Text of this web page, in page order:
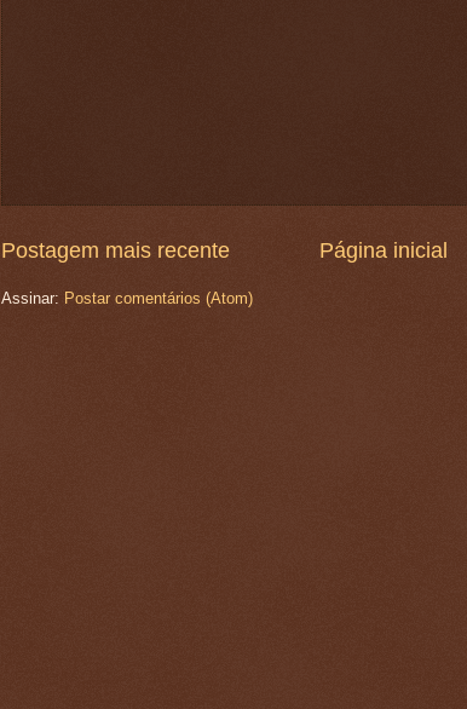
Postagem mais recente Página inicial
Assinar: Postar comentários (Atom)